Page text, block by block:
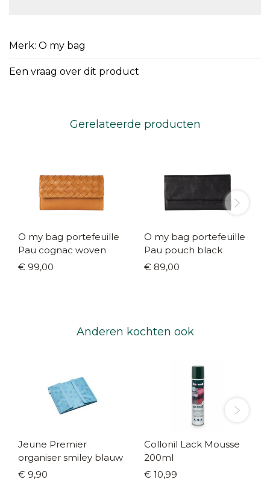
Merk: O my bag
Een vraag over dit product
Gerelateerde producten
O my bag portefeuille
Pau cognac woven
€ 99,00
O my bag portefeuille
Pau pouch black
€ 89,00
Anderen kochten ook
Jeune Premier
organiser smiley blauw
€ 9,90
Collonil Lack Mousse
200ml
€ 10,99